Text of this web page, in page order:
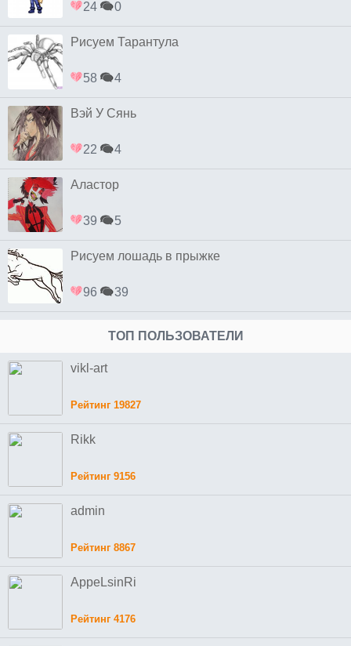
24 0
Рисуем Тарантула
58 4
Вэй У Сянь
22 4
Аластор
39 5
Рисуем лошадь в прыжке
96 39
ТОП ПОЛЬЗОВАТЕЛИ
vikl-art
Рейтинг 19827
Rikk
Рейтинг 9156
admin
Рейтинг 8867
AppeLsinRi
Рейтинг 4176